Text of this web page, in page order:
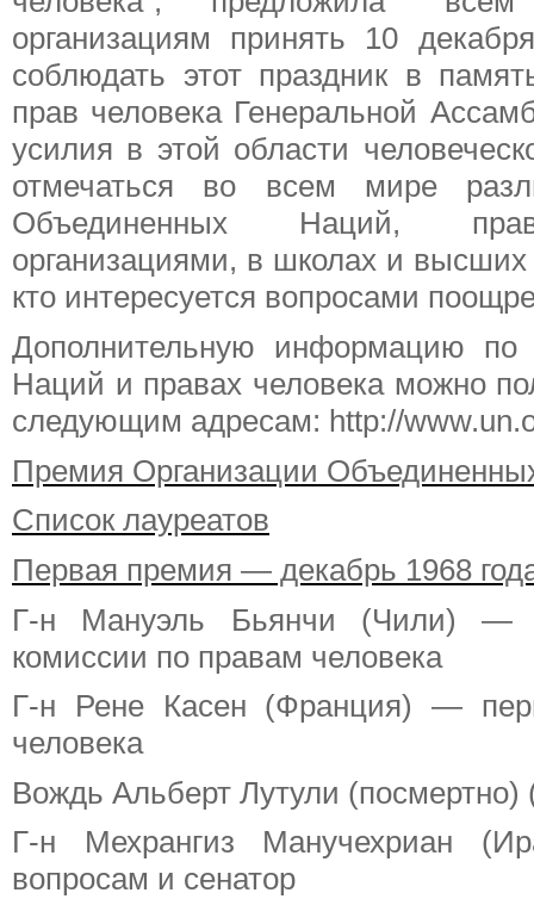
организациям принять 10
соблюдать этот праздник в
прав человека Генеральной
усилия в этой области
отмечаться во всем мире
Объединенных Наций,
организациями, в школах и
кто интересуется вопросами
Дополнительную информацию по
Наций и правах человека можно
следующим адресам: http://
Премия Организации
Список лауреатов
Первая премия — декабрь 1968
Г-н Мануэль Бьянчи (Чили) —
комиссии по правам человека
Г-н Рене Касен (Франция) —
человека
Вождь Альберт Лутули
Г-н Мехрангиз Манучехриан
вопросам и сенатор